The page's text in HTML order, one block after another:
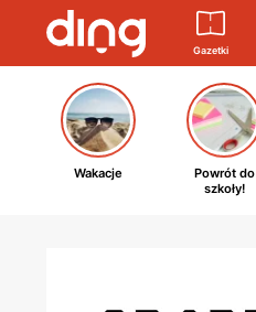
Gazetki
Wakacje
Powrót do
szkoły!